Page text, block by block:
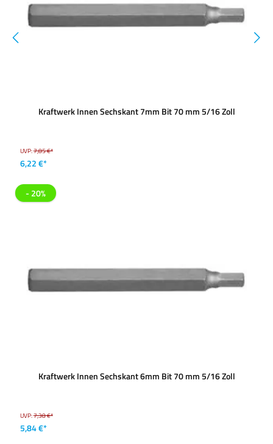
Kraftwerk Innen Sechskant 7mm Bit 70 mm 5/16 Zoll
UVP:7,85 €*
6,22 €*
- 20%
Kraftwerk Innen Sechskant 6mm Bit 70 mm 5/16 Zoll
UVP:7,38 €*
5,84 €*